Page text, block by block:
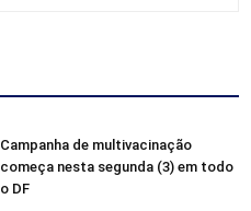
Campanha de multivacinação
começa nesta segunda (3) em todo
o DF